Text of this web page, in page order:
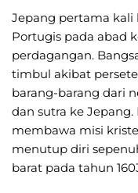
Jepang pertama kali
Portugis pada abad
perdagangan.
timbul akibat
barang-barang dari
dan sutra ke
membawa misi
menutup diri
barat pada tahun